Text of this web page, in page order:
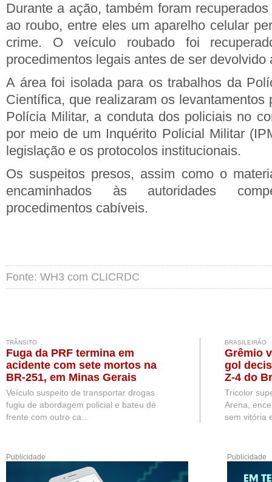
Durante a ação, também foram
ao roubo, entre eles um aparelho celular
crime. O veículo roubado foi
procedimentos legais antes de ser devolvido
A área foi isolada para os trabalhos da
Científica, que realizaram os levantamentos
Polícia Militar, a conduta dos policiais no
por meio de um Inquérito Policial Militar
legislação e os protocolos institucionais.
Os suspeitos presos, assim como o
encaminhados às autoridades
procedimentos cabíveis.
Fonte: WH3 com CLICRDC
TRÂNSITO
Fuga da PRF termina em
acidente com sete mortos na
BR-251, em Minas Gerais
Veículo suspeito de transportar drogas
fugiu de abordagem policial e bateu de
frente com outro ca...
BRASILEIRÃO
Grêmio
gol
Z-4 do
Tricolor
Arena,
sem vitória
Publicidade Publicidade